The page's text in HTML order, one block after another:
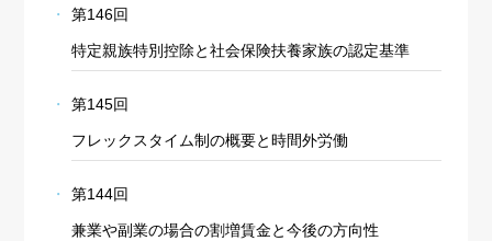
第146回
特定親族特別控除と社会保険扶養家族の認定基準
第145回
フレックスタイム制の概要と時間外労働
第144回
兼業や副業の場合の割増賃金と今後の方向性